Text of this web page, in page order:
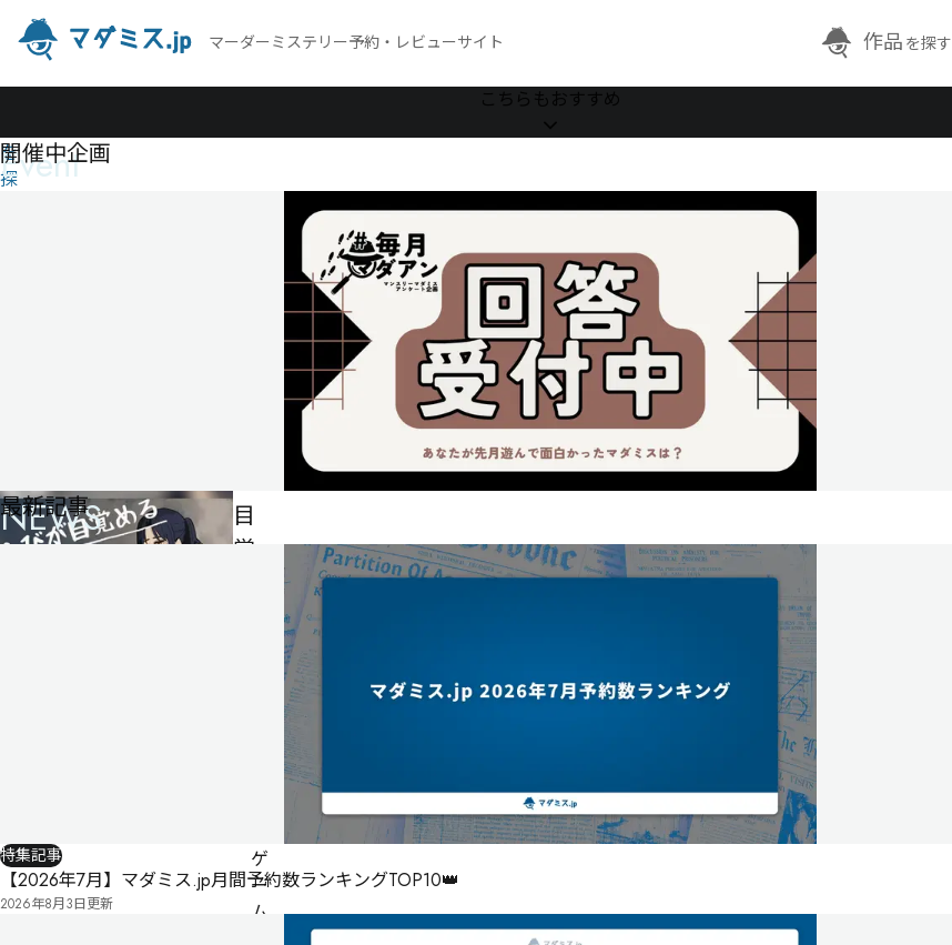
マーダーミステリー予約・レビューサイト 作品 を探す
を
探
目
覚
ゲ
ー
ム
こちらもおすすめ
Event
開催中企画
NEWS
最新記事
特集記事
【2026年7月】マダミス.jp月間予約数ランキングTOP10👑
2026年8月3日更新